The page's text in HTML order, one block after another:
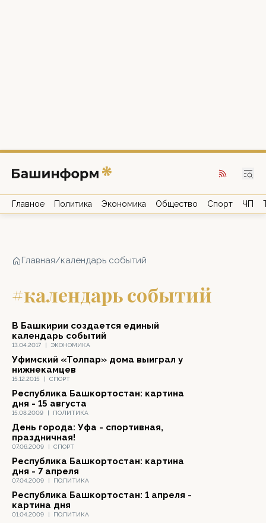
Главное Политика Экономика Общество Спорт ЧП
Главная/календарь событий
#календарь событий
13.04.2017 | ЭКОНОМИКА
В Башкирии создается единый
календарь событий
15.12.2015 | СПОРТ
Уфимский «Толпар» дома выиграл у
нижнекамцев
15.08.2009 | ПОЛИТИКА
Республика Башкортостан: картина
дня - 15 августа
07.06.2009 | СПОРТ
День города: Уфа - спортивная,
праздничная!
07.04.2009 | ПОЛИТИКА
Республика Башкортостан: картина
дня - 7 апреля
01.04.2009 | ПОЛИТИКА
Республика Башкортостан: 1 апреля -
картина дня